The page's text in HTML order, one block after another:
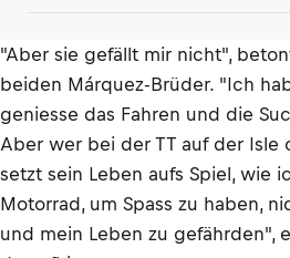
"Aber sie gefällt mir nicht",
beiden Márquez-Brüder. "Ich
geniesse das Fahren und die
Aber wer bei der TT auf der Isle
setzt sein Leben aufs Spiel, wie
Motorrad, um Spass zu haben,
und mein Leben zu gefährden",